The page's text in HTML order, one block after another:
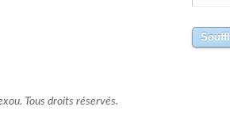
Tous droits réservés.